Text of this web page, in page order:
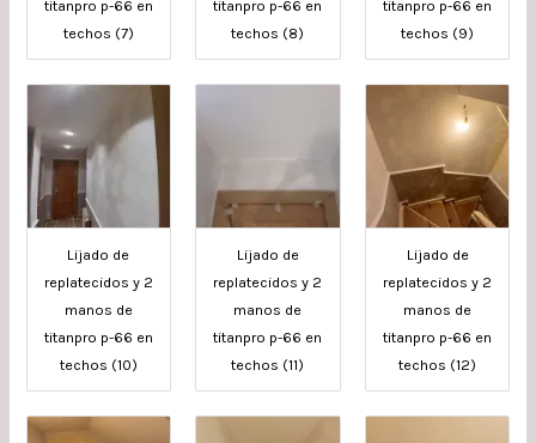
titanpro p-66 en
techos (7)
titanpro p-66 en
techos (8)
titanpro p-66 en
techos (9)
Lijado de
replatecidos y 2
manos de
titanpro p-66 en
techos (10)
Lijado de
replatecidos y 2
manos de
titanpro p-66 en
techos (11)
Lijado de
replatecidos y 2
manos de
titanpro p-66 en
techos (12)